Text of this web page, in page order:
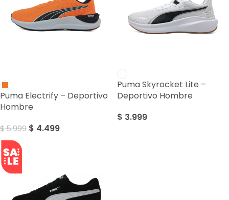
Puma Electrify – Deportivo
Hombre
$5.999 $ 4.499
Puma Skyrocket Lite –
Deportivo Hombre
$ 3.999